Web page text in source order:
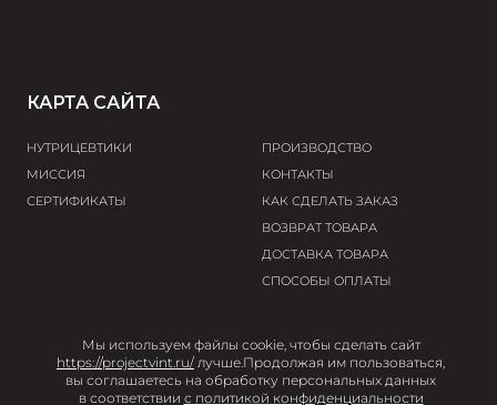
Мы используем файлы cookie, чтобы сделать сайт
https://projectvint.ru/ лучше.Продолжая им пользоваться,
вы соглашаетесь на обработку персональных данных
в соответствии с политикой конфиденциальности
КАРТА САЙТА
НУТРИЦЕВТИКИ
МИССИЯ
СЕРТИФИКАТЫ
ПРОИЗВОДСТВО
КОНТАКТЫ
КАК СДЕЛАТЬ ЗАКАЗ
ВОЗВРАТ ТОВАРА
ДОСТАВКА ТОВАРА
СПОСОБЫ ОПЛАТЫ
© 2026 Project V
User agreement
Privacy policy
Terms and
conditions